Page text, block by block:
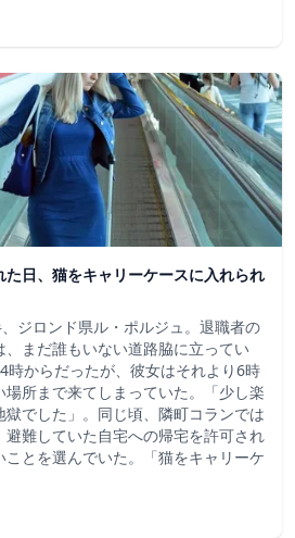
た日、猫をキャリーケースに入れられ
ジロンド県ル・ポルジュ。退職者の
まだ誰もいない道路脇に立ってい
時からだったが、彼女はそれより6時
所まで来てしまっていた。「少し楽
でした」。同じ頃、隣町コランでは
難していた自宅への帰宅を許可され
とを選んでいた。「猫をキャリーケ